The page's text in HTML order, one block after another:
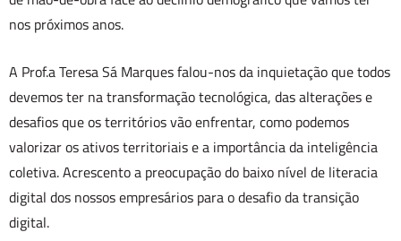
nos próximos anos.
A Prof.a Teresa Sá Marques falou-nos da inquietação que todos
devemos ter na transformação tecnológica, das alterações e
desafios que os territórios vão enfrentar, como podemos
valorizar os ativos territoriais e a importância da inteligência
coletiva. Acrescento a preocupação do baixo nível de literacia
digital dos nossos empresários para o desafio da transição
digital.